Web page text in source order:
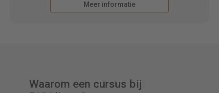
Meer informatie
Waarom een cursus bij